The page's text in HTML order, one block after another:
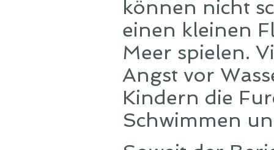
können nicht
einen kleinen
Meer spielen.
Angst vor
Kindern die
Schwimmen